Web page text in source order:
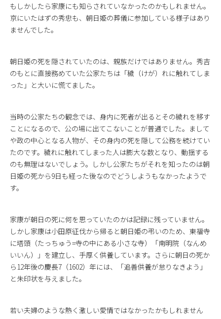
もしかしたら家康にも知らされていなかったのかもしれません。
京にいたはずの秀忠も、朝日姫の葬儀に参加している様子はあり
ませんでした。
朝日姫の死を隠されていたのは、親族だけではありません。秀吉
のもとに直接務めていた公家たちは「穢（けが）れに触れてしま
った」と大いに慌てました。
当時の公家たちの観念では、身内に死者が出るとその穢れを移す
ことになるので、公の場に出てこないことが普通でした。まして
や政の中心となる人物が、その身内の死を隠して公務を続けてい
たのです。穢れに触れてしまった人は膨大な数となり、動揺する
のも無理はないでしょう。しかし公家たちがそれを知ったのは朝
日姫の死から9日も経った後なのでどうしようもなかったようで
す。
家康が朝日の死に何を思っていたのかは記録に残っていません。
しかし家康は小田原征伐から帰ると朝日姫の弔いのため、東福寺
に塔頭（たっちゅう=寺の中にある小さな寺）「南明院（なんめ
いいん）」を建立し、手厚く供養しています。さらに朝日の死か
ら12年後の慶長7（1602）年には、「追善供養が怠りなきよう」
と朱印状を与えました。
若い夫婦のような熱く激しい愛情ではなかったかもしれません